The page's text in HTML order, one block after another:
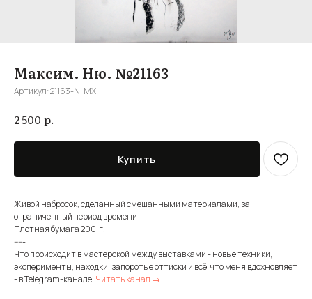
Максим. Ню. №21163
Артикул:21163-N-MX
2 500 р.
Купить
Живой набросок, сделанный смешанными материалами, за
ограниченный период времени
Плотная бумага 200 г.
-----
Что происходит в мастерской между выставками - новые техники,
эксперименты, находки, запоротые оттиски и всё, что меня вдохновляет
- в Telegram-канале. Читать канал →